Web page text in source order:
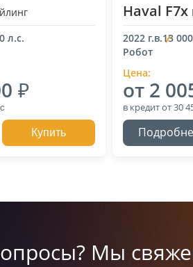
л.с.
Купить
Haval F7x
2022 г.в.13
Робот
Цена:
от 2
в кредитот 30
Мы